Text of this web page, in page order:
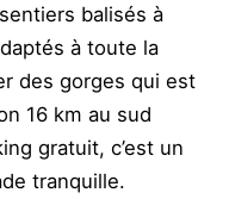
balisés à
à toute la
des gorges qui est
16 km au sud
gratuit, c’est un
tranquille.